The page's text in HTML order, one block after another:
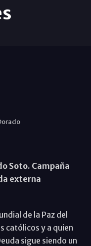
Soto. Campaña
externa
de la Paz del
católicos y a quien
sigue siendo un